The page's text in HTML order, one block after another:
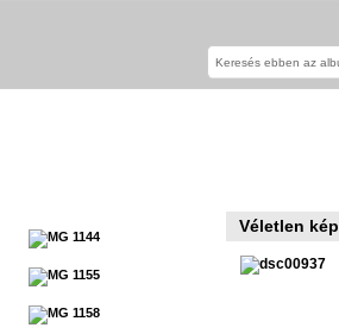
Véletlen kép